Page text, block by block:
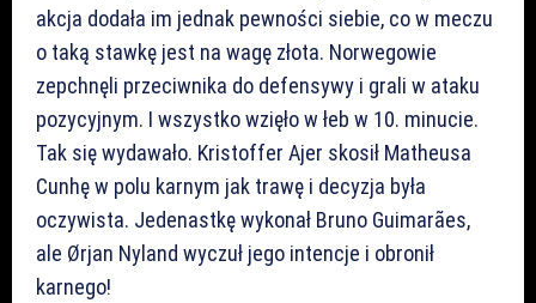
akcja dodała im jednak pewności siebie, co w meczu
o taką stawkę jest na wagę złota. Norwegowie
zepchnęli przeciwnika do defensywy i grali w ataku
pozycyjnym. I wszystko wzięło w łeb w 10. minucie.
Tak się wydawało. Kristoffer Ajer skosił Matheusa
Cunhę w polu karnym jak trawę i decyzja była
oczywista. Jedenastkę wykonał Bruno Guimarães,
ale Ørjan Nyland wyczuł jego intencje i obronił
karnego!